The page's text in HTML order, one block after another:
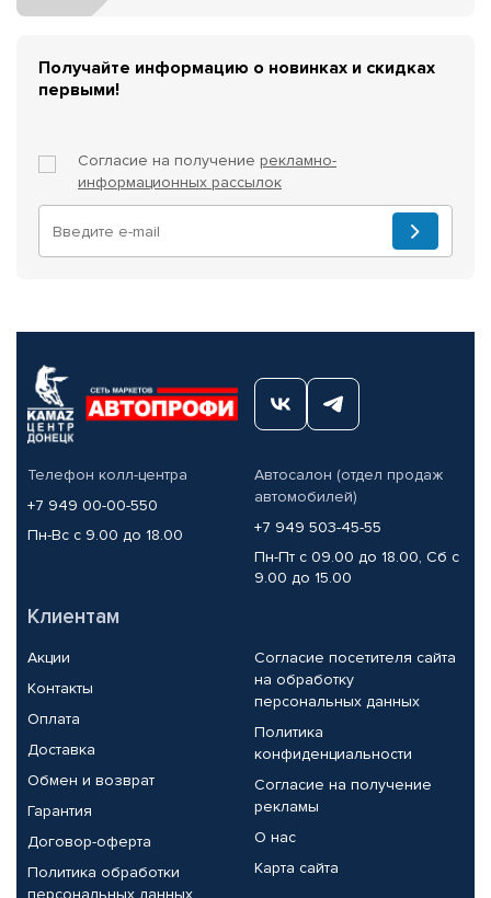
Получайте информацию о новинках и скидках
первыми!
Согласие на получение рекламно-
информационных рассылок
Телефон колл-центра
+7 949 00-00-550
Пн-Вс с 9.00 до 18.00
Автосалон (отдел продаж
автомобилей)
+7 949 503-45-55
Пн-Пт с 09.00 до 18.00, Сб с
9.00 до 15.00
Клиентам
Акции
Контакты
Оплата
Доставка
Обмен и возврат
Гарантия
Договор-оферта
Политика обработки
персональных данных
Согласие посетителя сайта
на обработку
персональных данных
Политика
конфиденциальности
Согласие на получение
рекламы
О нас
Карта сайта